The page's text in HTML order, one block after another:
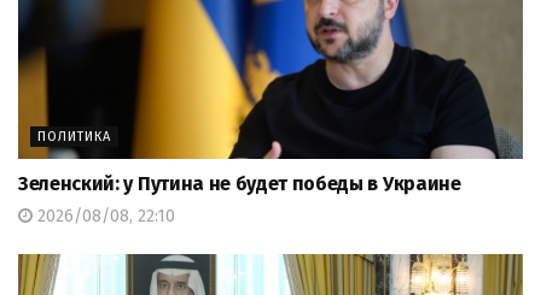
ПОЛИТИКА
Зеленский: у Путина не будет победы в Украине
2026/08/08, 22:10